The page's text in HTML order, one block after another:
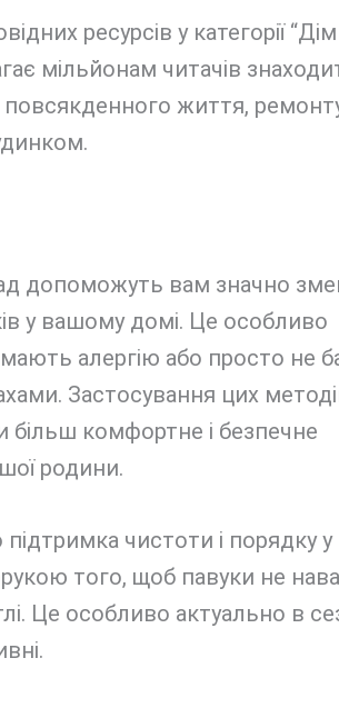
ресурсів у категорії “Дім
мільйонам читачів
життя,
допоможуть вам значно
у вашому домі. Це особливо
алергію або просто не
Застосування цих
комфортне і безпечне
родини.
чистоти і порядку
того, щоб павуки не
Це особливо актуально в